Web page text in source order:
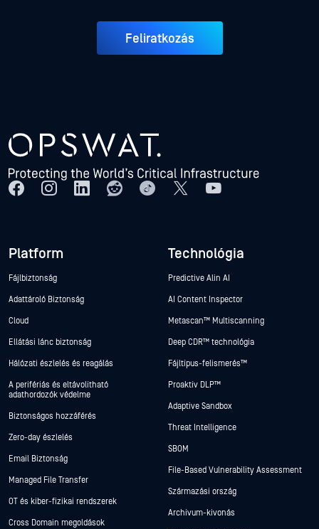
Feliratkozás
Platform
Fájlbiztonság
Adattároló Biztonság
Cloud
Ellátási lánc biztonság
Hálózati észlelés és reagálás
A perifériás és eltávolítható
adathordozók védelme
Biztonságos hozzáférés
Zero-day észlelés
Email Biztonság
Managed File Transfer
OT és kiber-fizikai rendszerek
Cross Domain megoldások
Technológia
Predictive Alin AI
AI Content Inspector
Metascan™ Multiscanning
Deep CDR™ technológia
Fájltípus-felismerés™
Proaktív DLP™
Adaptive Sandbox
Threat Intelligence
SBOM
File-Based Vulnerability Assessment
Származási ország
Archívum-kivonás